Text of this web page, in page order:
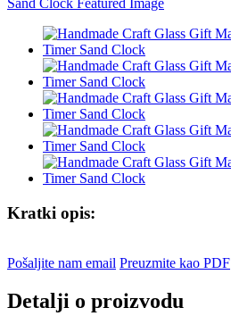
Kratki opis:
Pošaljite nam email Preuzmite kao PDF
Detalji o proizvodu